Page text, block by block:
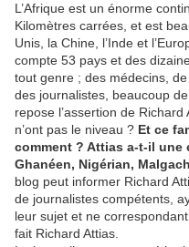
L’Afrique est un énorme
Kilomètres carrées, et est
Unis, la Chine, l’Inde et
compte 53 pays et des
tout genre ; des médecins,
des journalistes, beaucoup
repose l’assertion de
n’ont pas le niveau ? Et ce
comment ? Attias a-t-il
Ghanéen, Nigérian,
blog peut informer Richard
de journalistes compétents,
leur sujet et ne
fait Richard Attias.